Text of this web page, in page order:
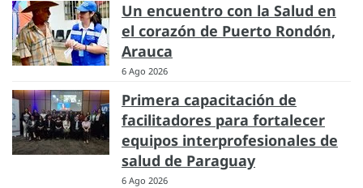
Un encuentro con la Salud en
el corazón de Puerto Rondón,
Arauca
6 Ago 2026
Primera capacitación de
facilitadores para fortalecer
equipos interprofesionales de
salud de Paraguay
6 Ago 2026